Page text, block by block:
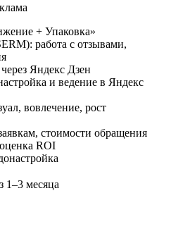
+ Упаковка»
работа с отзывами,
Яндекс Дзен
и ведение в Яндекс
вовлечение, рост
стоимости обращения
ROI
1–3 месяца